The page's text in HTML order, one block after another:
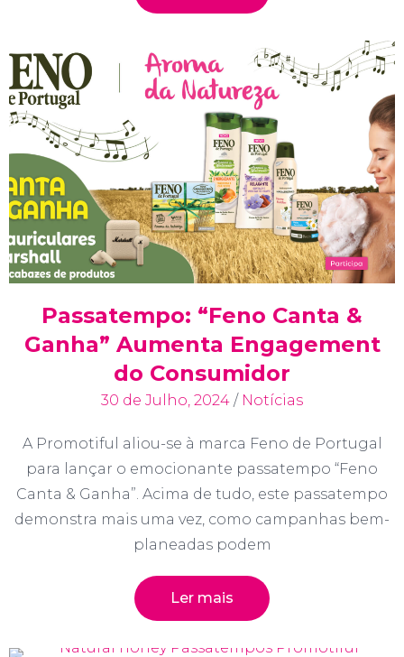
Passatempo: “Feno Canta &
Ganha” Aumenta Engagement
do Consumidor
30 de Julho, 2024 / Notícias
A Promotiful aliou-se à marca Feno de Portugal
para lançar o emocionante passatempo “Feno
Canta & Ganha”. Acima de tudo, este passatempo
demonstra mais uma vez, como campanhas bem-
planeadas podem
Ler mais